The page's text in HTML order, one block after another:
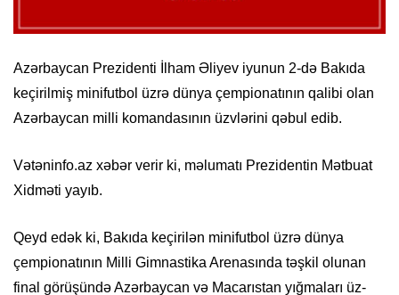
Azərbaycan Prezidenti İlham Əliyev iyunun 2-də Bakıda
keçirilmiş minifutbol üzrə dünya çempionatının qalibi olan
Azərbaycan milli komandasının üzvlərini qəbul edib.
Vətəninfo.az xəbər verir ki, məlumatı Prezidentin Mətbuat
Xidməti yayıb.
Qeyd edək ki, Bakıda keçirilən minifutbol üzrə dünya
çempionatının Milli Gimnastika Arenasında təşkil olunan
final görüşündə Azərbaycan və Macarıstan yığmaları üz-